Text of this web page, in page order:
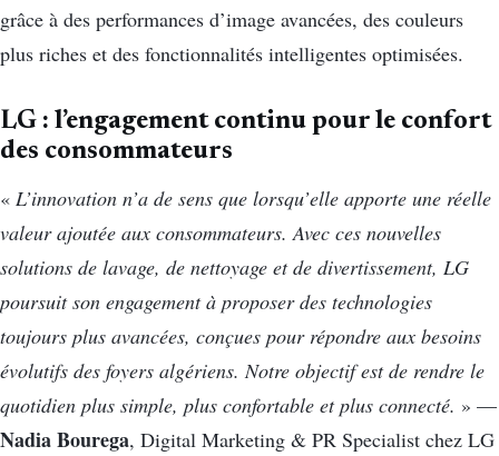
grâce à des performances d’image avancées, des couleurs
plus riches et des fonctionnalités intelligentes optimisées.
LG : l’engagement continu pour le confort
des consommateurs
« L’innovation n’a de sens que lorsqu’elle apporte une réelle
valeur ajoutée aux consommateurs. Avec ces nouvelles
solutions de lavage, de nettoyage et de divertissement, LG
poursuit son engagement à proposer des technologies
toujours plus avancées, conçues pour répondre aux besoins
évolutifs des foyers algériens. Notre objectif est de rendre le
quotidien plus simple, plus confortable et plus connecté. » —
Nadia Bourega, Digital Marketing & PR Specialist chez LG